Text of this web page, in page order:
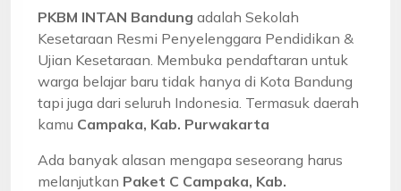
PKBM INTAN Bandung adalah Sekolah
Kesetaraan Resmi Penyelenggara Pendidikan &
Ujian Kesetaraan. Membuka pendaftaran untuk
warga belajar baru tidak hanya di Kota Bandung
tapi juga dari seluruh Indonesia. Termasuk daerah
kamu Campaka, Kab. Purwakarta
Ada banyak alasan mengapa seseorang harus
melanjutkan Paket C Campaka, Kab.